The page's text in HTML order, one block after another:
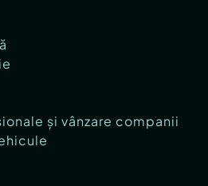
și vânzare companii